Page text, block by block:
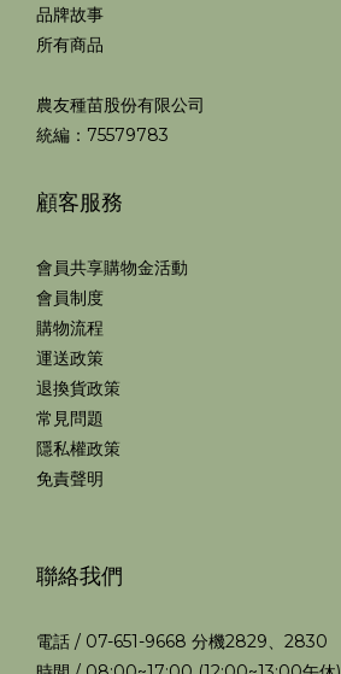
品牌故事
所有商品
農友種苗股份有限公司
統編：75579783
顧客服務
會員共享購物金活動
會員制度
購物流程
運送政策
退換貨政策
常見問題
隱私權政策
免責聲明
聯絡我們
電話 / 07-651-9668 分機2829、2830